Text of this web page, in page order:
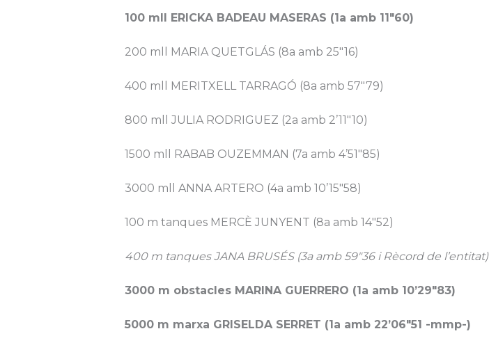
100 mll ERICKA BADEAU MASERAS (1a amb 11″60)
200 mll MARIA QUETGLÁS (8a amb 25″16)
400 mll MERITXELL TARRAGÓ (8a amb 57″79)
800 mll JULIA RODRIGUEZ (2a amb 2’11″10)
1500 mll RABAB OUZEMMAN (7a amb 4’51″85)
3000 mll ANNA ARTERO (4a amb 10’15″58)
100 m tanques MERCÈ JUNYENT (8a amb 14″52)
400 m tanques JANA BRUSÉS (3a amb 59″36 i Rècord de l’entitat)
3000 m obstacles MARINA GUERRERO (1a amb 10’29″83)
5000 m marxa GRISELDA SERRET (1a amb 22’06″51 -mmp-)